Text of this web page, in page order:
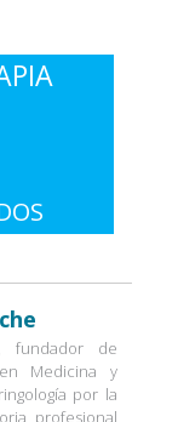
fundador de
Medicina y
por la
profesional